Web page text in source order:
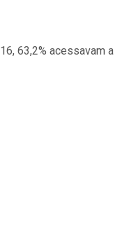
63,2% acessavam a